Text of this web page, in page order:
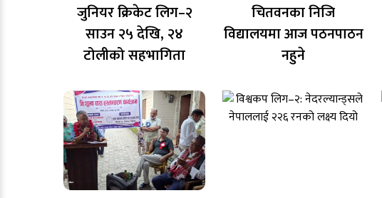
जुनियर क्रिकेट लिग–२
साउन २५ देखि, २४
टोलीको सहभागिता
चितवनका निजि
विद्यालयमा आज पठनपाठन
नहुने